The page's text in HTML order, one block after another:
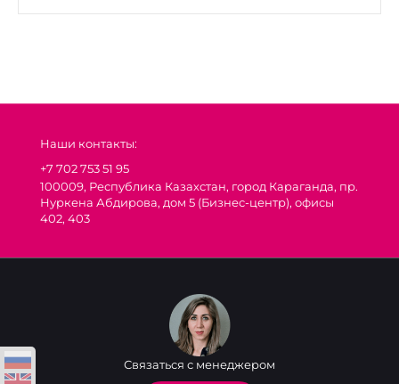
Наши контакты:
+7 702 753 51 95
100009, Республика Казахстан, город Караганда, пр.
Нуркена Абдирова, дом 5 (Бизнес-центр), офисы
402, 403
Связаться с менеджером